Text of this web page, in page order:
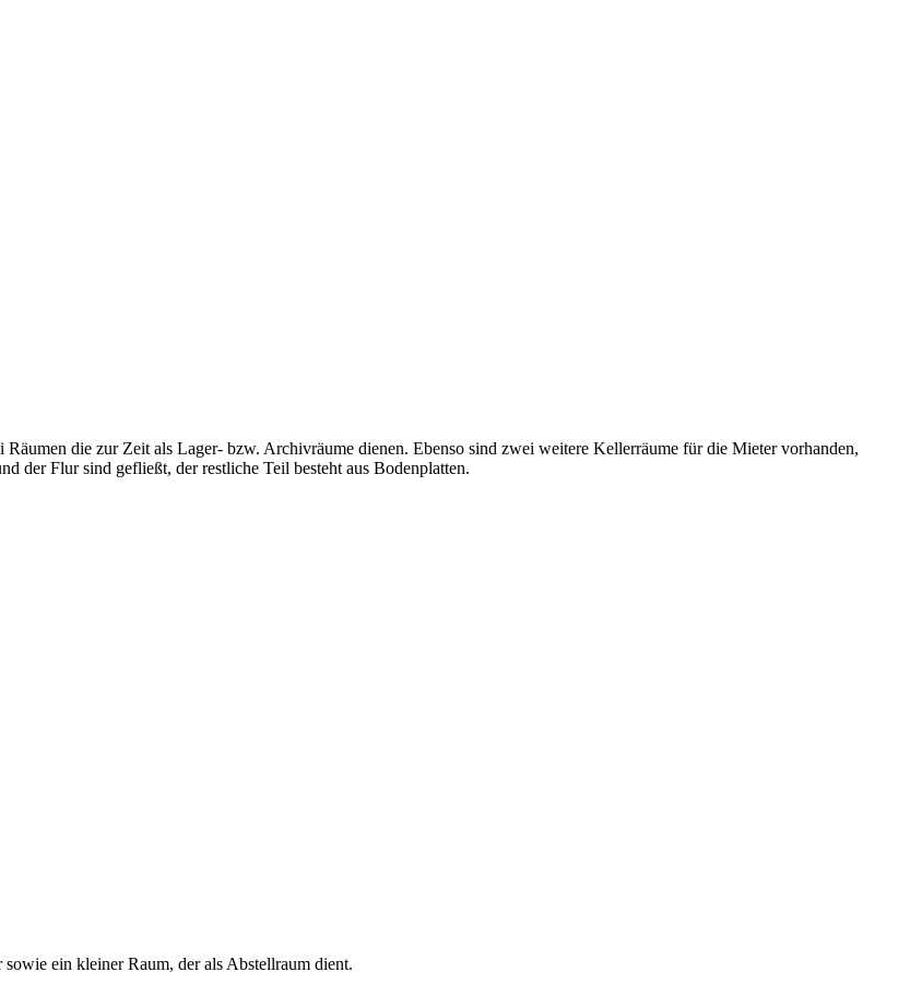
Räumen die zur Zeit als Lager- bzw. Archivräume dienen. Ebenso sind zwei weitere Kellerräume für die Mieter vorhanden,
der Flur sind gefließt, der restliche Teil besteht aus Bodenplatten.
ein kleiner Raum, der als Abstellraum dient.